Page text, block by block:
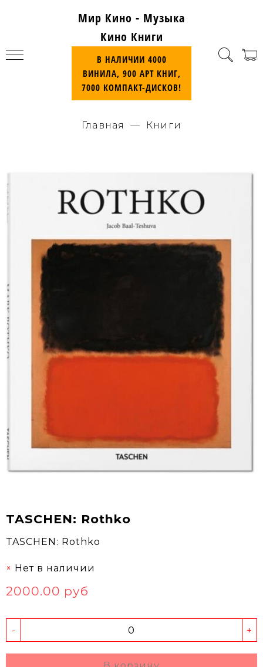
Мир Кино - Музыка
Кино Книги
В НАЛИЧИИ 4000
ВИНИЛА, 900 АРТ КНИГ,
7000 КОМПАКТ-ДИСКОВ!
Главная Книги
TASCHEN: Rothko
TASCHEN: Rothko
Нет в наличии
2000.00 руб
- +